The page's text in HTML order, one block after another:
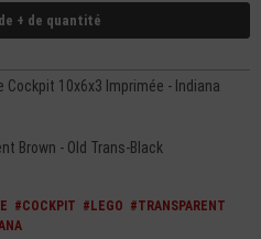
+ de quantité
10x6x3 Imprimée - Indiana
Brown - Old Trans-Black
#COCKPIT #LEGO #TRANSPARENT